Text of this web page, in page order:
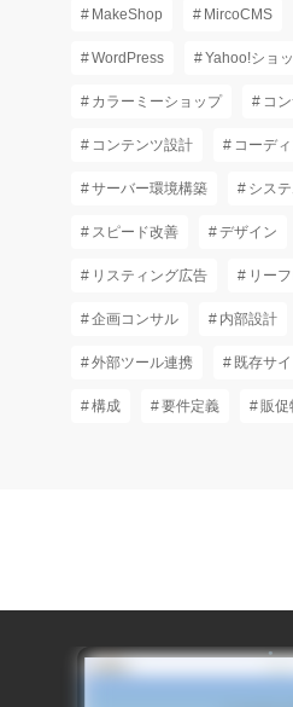
MakeShop MircoCMS
WordPress Yahoo!ショ
カラーミーショップ コ
コンテンツ設計 コーデ
サーバー環境構築 シス
スピード改善 デザイン
リスティング広告 リー
企画コンサル 内部設計
外部ツール連携 既存サ
構成 要件定義 販促